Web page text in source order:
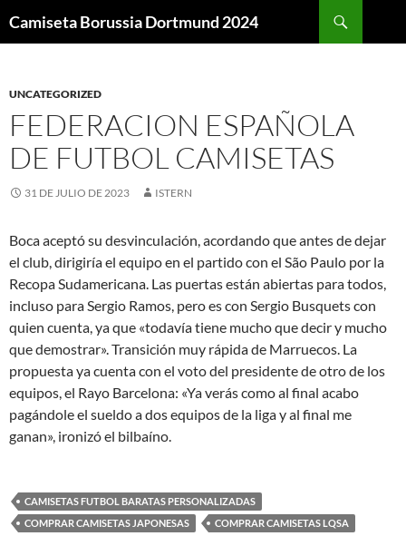
Camiseta Borussia Dortmund 2024
UNCATEGORIZED
FEDERACION ESPAÑOLA
DE FUTBOL CAMISETAS
31 DE JULIO DE 2023 ISTERN
Boca aceptó su desvinculación, acordando que antes de dejar
el club, dirigiría el equipo en el partido con el São Paulo por la
Recopa Sudamericana. Las puertas están abiertas para todos,
incluso para Sergio Ramos, pero es con Sergio Busquets con
quien cuenta, ya que «todavía tiene mucho que decir y mucho
que demostrar». Transición muy rápida de Marruecos. La
propuesta ya cuenta con el voto del presidente de otro de los
equipos, el Rayo Barcelona: «Ya verás como al final acabo
pagándole el sueldo a dos equipos de la liga y al final me
ganan», ironizó el bilbaíno.
CAMISETAS FUTBOL BARATAS PERSONALIZADAS
COMPRAR CAMISETAS JAPONESAS
COMPRAR CAMISETAS LQSA